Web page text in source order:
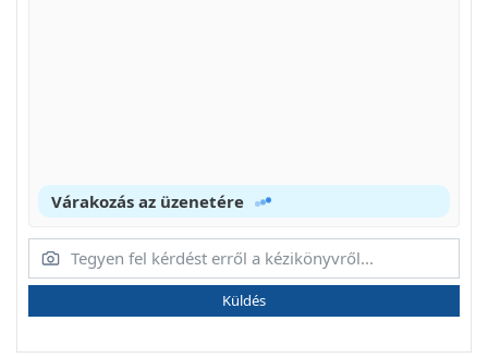
Várakozás az üzenetére
Küldés